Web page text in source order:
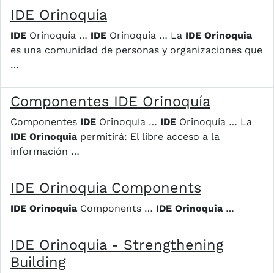
IDE Orinoquía
IDE Orinoquía … IDE Orinoquía … La IDE Orinoquia
es una comunidad de personas y organizaciones que
…
Componentes IDE Orinoquía
Componentes IDE Orinoquía … IDE Orinoquía … La
IDE Orinoquia permitirá: El libre acceso a la
información …
IDE Orinoquia Components
IDE Orinoquia Components … IDE Orinoquia …
IDE Orinoquía - Strengthening
Building